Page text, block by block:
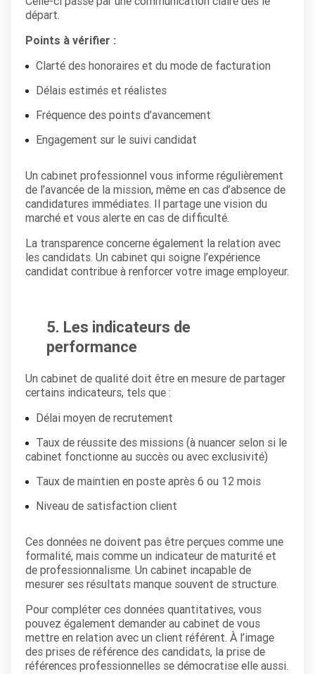
départ.
Points à vérifier :
Clarté des honoraires et du mode de facturation
Délais estimés et réalistes
Fréquence des points d’avancement
Engagement sur le suivi candidat
Un cabinet professionnel vous informe régulièrement
de l’avancée de la mission, même en cas d’absence de
candidatures immédiates. Il partage une vision du
marché et vous alerte en cas de difficulté.
La transparence concerne également la relation avec
les candidats. Un cabinet qui soigne l’expérience
candidat contribue à renforcer votre image employeur.
5. Les indicateurs de
performance
Un cabinet de qualité doit être en mesure de partager
certains indicateurs, tels que :
Délai moyen de recrutement
Taux de réussite des missions (à nuancer selon si le
cabinet fonctionne au succès ou avec exclusivité)
Taux de maintien en poste après 6 ou 12 mois
Niveau de satisfaction client
Ces données ne doivent pas être perçues comme une
formalité, mais comme un indicateur de maturité et
de professionnalisme. Un cabinet incapable de
mesurer ses résultats manque souvent de structure.
Pour compléter ces données quantitatives, vous
pouvez également demander au cabinet de vous
mettre en relation avec un client référent. À l’image
des prises de référence des candidats, la prise de
références professionnelles se démocratise elle aussi.